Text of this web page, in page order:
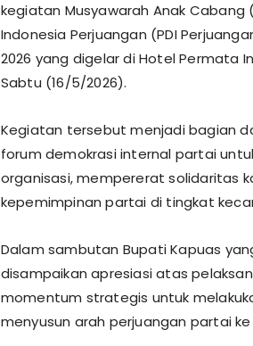
kegiatan Musyawarah Anak Cabang
Indonesia Perjuangan (PDI
2026 yang digelar di Hotel Permata
Sabtu (16/5/2026).
Kegiatan tersebut menjadi bagian
forum demokrasi internal partai
organisasi, mempererat solidaritas
kepemimpinan partai di tingkat
Dalam sambutan Bupati Kapuas
disampaikan apresiasi atas
momentum strategis untuk
menyusun arah perjuangan partai